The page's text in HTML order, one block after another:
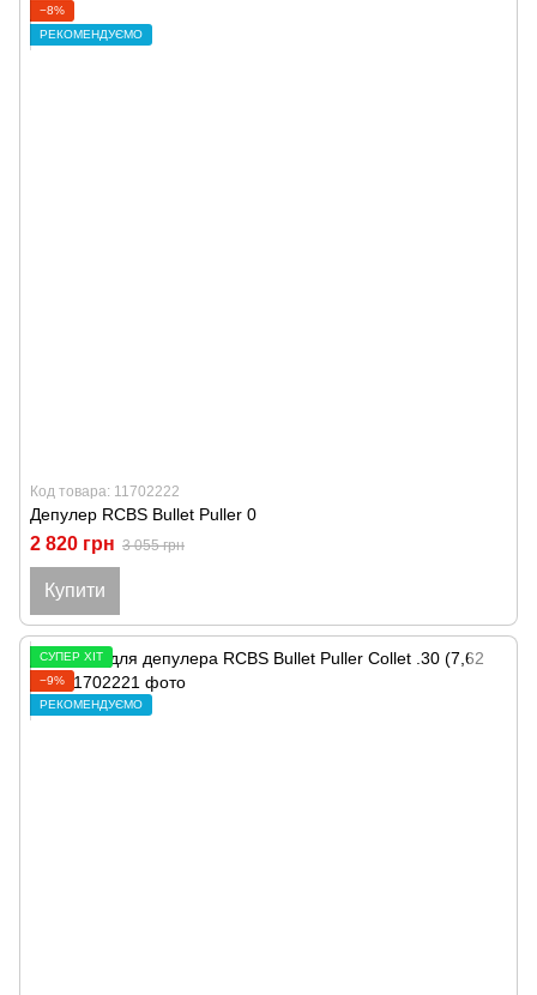
−8%
РЕКОМЕНДУЄМО
Код товара: 11702222
Депулер RCBS Bullet Puller 0
2 820 грн 3 055 грн
Купити
СУПЕР ХІТ
−9%
РЕКОМЕНДУЄМО